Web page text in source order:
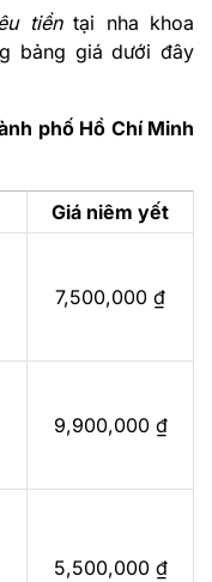
tiềntại nha khoa
bảng giá dưới đây
phố Hồ Chí Minh
Giá niêm yết
7,500,000 ₫
9,900,000 ₫
5,500,000 ₫